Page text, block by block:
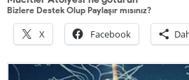
Bizlere Destek Olup Paylaşır mısınız?
X Facebook